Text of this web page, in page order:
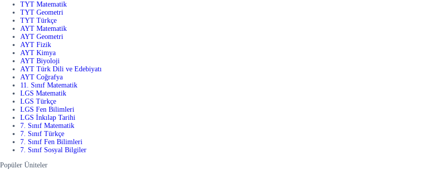
TYT Matematik
TYT Geometri
TYT Türkçe
AYT Matematik
AYT Geometri
AYT Fizik
AYT Kimya
AYT Biyoloji
AYT Türk Dili ve Edebiyatı
AYT Coğrafya
11. Sınıf Matematik
LGS Matematik
LGS Türkçe
LGS Fen Bilimleri
LGS İnkılap Tarihi
7. Sınıf Matematik
7. Sınıf Türkçe
7. Sınıf Fen Bilimleri
7. Sınıf Sosyal Bilgiler
Popüler Üniteler